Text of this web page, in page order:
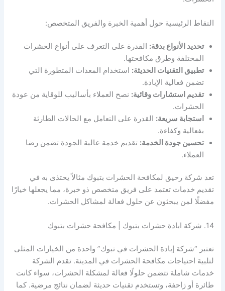
النقاط الرئيسية حول أهمية الخبرة والفريق المتخصص:
تحديد الأنواع بدقة: القدرة على التعرف على أنواع الحشرات
المختلفة وطرق مكافحتها.
تطبيق التقنيات الحديثة: استخدام المعدات المتطورة التي
تضمن فعالية الإبادة.
تقديم استشارات وقائية: نصح العملاء بأساليب للوقاية من عودة
الحشرات.
استجابة سريعة: القدرة على التعامل مع الحالات الطارئة
بفعالية وكفاءة.
تحسين جودة الخدمة: تقديم خدمة عالية الجودة تضمن رضا
العملاء.
تعد شركة رحيق لمكافحة الحشرات بتبوك مثالاً يحتذى به في
تقديم خدمات تعتمد على فريق متخصص ذو خبرة، مما يجعلها خيارًا
مفضلًا لمن يبحثون عن حلول فعالة لمشاكل الحشرات.
14. شركة ابادة حشرات بتبوك | مكافحة حشرات بتبوك
تعتبر “شركة إبادة الحشرات في تبوك” واحدة من الخيارات المثلى
لتلبية احتياجات مكافحة الحشرات في المدينة. تقدم الشركة
خدمات شاملة تتضمن حلولًا فعالة لمشكلة الحشرات، سواء كانت
طائرة أو زاحفة، وتستخدم تقنيات حديثة لضمان نتائج مرضية. كما